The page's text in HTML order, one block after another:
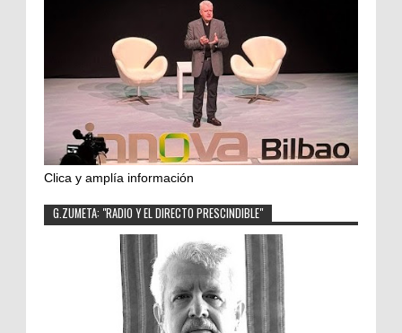
Clica y amplía información
G.ZUMETA: "RADIO Y EL DIRECTO PRESCINDIBLE"